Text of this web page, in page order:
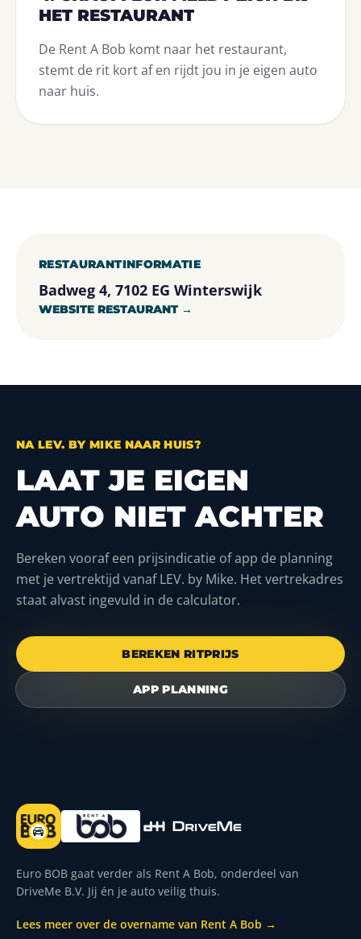
HET RESTAURANT
De Rent A Bob komt naar het restaurant,
stemt de rit kort af en rijdt jou in je eigen auto
naar huis.
RESTAURANTINFORMATIE
Badweg 4, 7102 EG Winterswijk
WEBSITE RESTAURANT →
NA LEV. BY MIKE NAAR HUIS?
LAAT JE EIGEN
AUTO NIET ACHTER
Bereken vooraf een prijsindicatie of app de planning
met je vertrektijd vanaf LEV. by Mike. Het vertrekadres
staat alvast ingevuld in de calculator.
BEREKEN RITPRIJS
APP PLANNING
Euro BOB gaat verder als Rent A Bob, onderdeel van
DriveMe B.V. Jij én je auto veilig thuis.
Lees meer over de overname van Rent A Bob →